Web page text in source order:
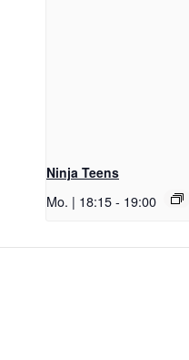
Ninja Teens
Mo. | 18:15- 19:00